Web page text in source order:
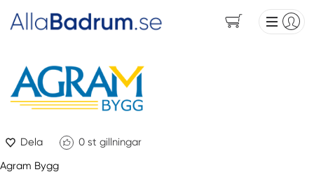
Dela 0 st gillningar
Agram Bygg